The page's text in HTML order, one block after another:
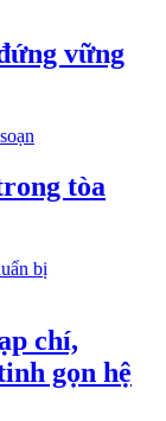
vững
tòa
chí,
gọn hệ